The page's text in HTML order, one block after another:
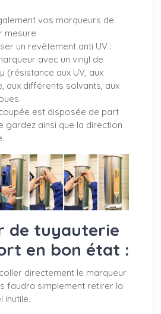
vos marqueurs de
mesure
un revêtement anti UV :
avec un vinyl de
(résistance aux UV, aux
aux différents solvants, aux
est disposée de part
gardez ainsi que la direction
de tuyauterie
en bon état :
directement le marqueur
faudra simplement retirer la
inutile.